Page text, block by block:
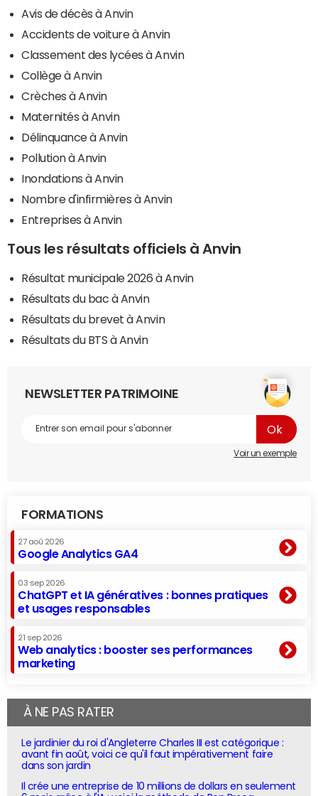
Avis de décès à Anvin
Accidents de voiture à Anvin
Classement des lycées à Anvin
Collège à Anvin
Crèches à Anvin
Maternités à Anvin
Délinquance à Anvin
Pollution à Anvin
Inondations à Anvin
Nombre d'infirmières à Anvin
Entreprises à Anvin
Tous les résultats officiels à Anvin
Résultat municipale 2026 à Anvin
Résultats du bac à Anvin
Résultats du brevet à Anvin
Résultats du BTS à Anvin
NEWSLETTER PATRIMOINE
Voir un exemple
FORMATIONS
27 aoû 2026
Google Analytics GA4
03 sep 2026
ChatGPT et IA génératives : bonnes pratiques
et usages responsables
21 sep 2026
Web analytics : booster ses performances
marketing
À NE PAS RATER
Le jardinier du roi d'Angleterre Charles III est catégorique :
avant fin août, voici ce qu'il faut impérativement faire
dans son jardin
Il crée une entreprise de 10 millions de dollars en seulement